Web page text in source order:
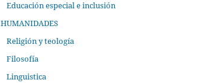
Educación especial e inclusión
HUMANIDADES
Religión y teología
Filosofía
Linguistica